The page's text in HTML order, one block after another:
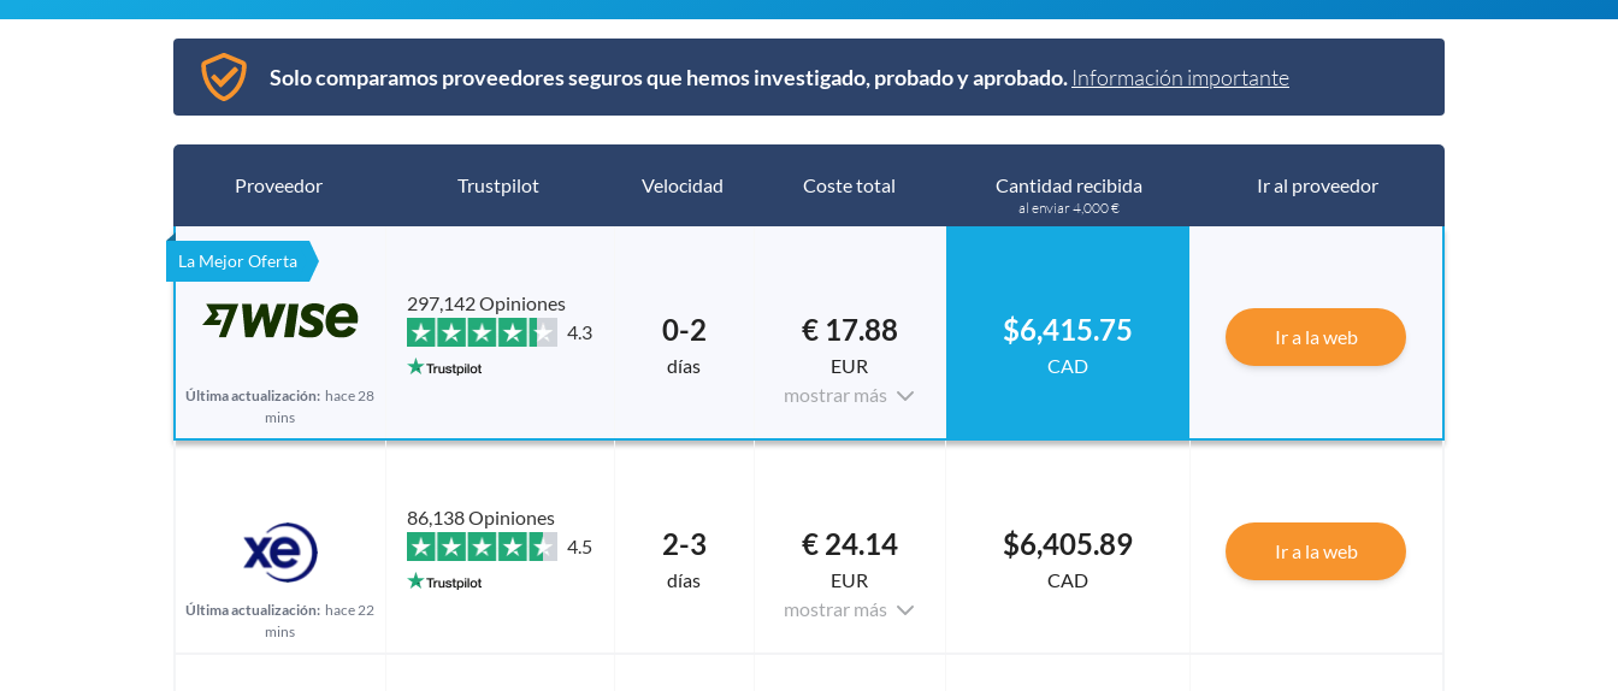
Solo comparamos proveedores seguros que hemos investigado, probado y aprobado. Información importante
Proveedor Trustpilot Velocidad Coste total Cantidad recibida
al enviar 4,000 €
Ir al proveedor
La Mejor Oferta
Última actualización: hace 28
mins
297,142 Opiniones
4.3
0-2
días
€ 17.88
EUR
mostrar más
$6,415.75
CAD
Ir a la web
Última actualización: hace 22
mins
86,138 Opiniones
4.5
2-3
días
€ 24.14
EUR
mostrar más
$6,405.89
CAD
Ir a la web